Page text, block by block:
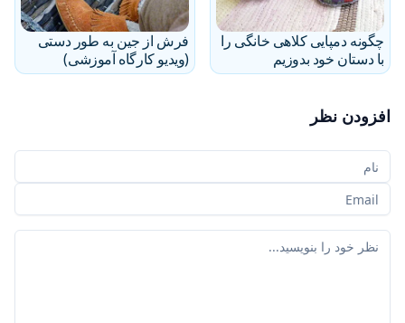
چگونه دمپایی کلاهی خانگی را
با دستان خود بدوزیم
فرش از جین به طور دستی
(ویدیو کارگاه آموزشی)
افزودن نظر
نام شما
ایمیل شما
نظر شما